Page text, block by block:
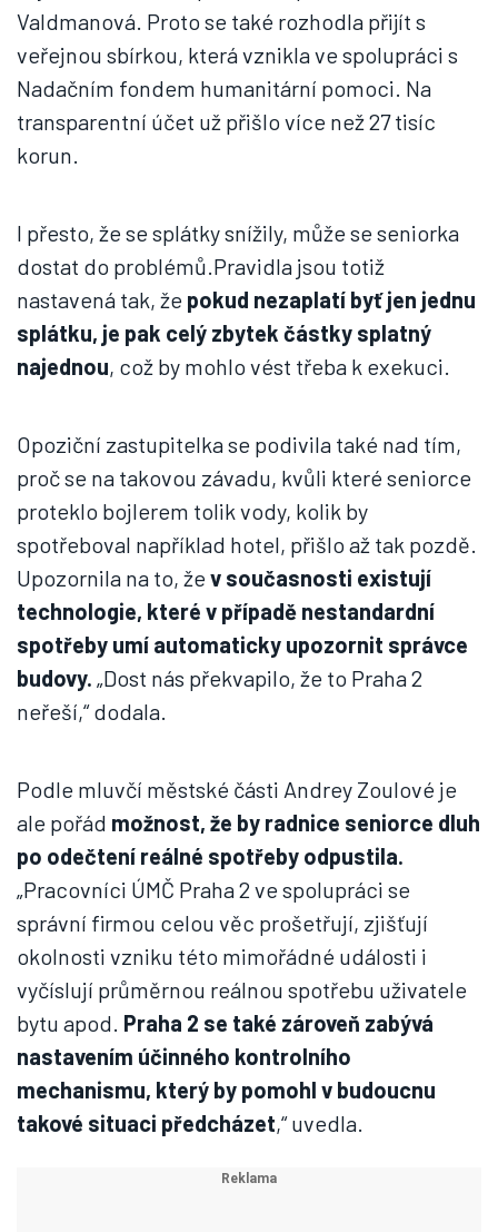
Valdmanová. Proto se také rozhodla přijít s
veřejnou sbírkou, která vznikla ve spolupráci s
Nadačním fondem humanitární pomoci. Na
transparentní účet už přišlo více než 27 tisíc
korun.
I přesto, že se splátky snížily, může se seniorka
dostat do problémů.Pravidla jsou totiž
nastavená tak, že pokud nezaplatí byť jen jednu
splátku, je pak celý zbytek částky splatný
najednou, což by mohlo vést třeba k exekuci.
Opoziční zastupitelka se podivila také nad tím,
proč se na takovou závadu, kvůli které seniorce
proteklo bojlerem tolik vody, kolik by
spotřeboval například hotel, přišlo až tak pozdě.
Upozornila na to, žev současnosti existují
technologie, které v případě nestandardní
spotřeby umí automaticky upozornit správce
budovy. „Dost nás překvapilo, že to Praha 2
neřeší,“ dodala.
Podle mluvčí městské části Andrey Zoulové je
ale pořád možnost, že by radnice seniorce dluh
po odečtení reálné spotřeby odpustila.
„Pracovníci ÚMČ Praha 2 ve spolupráci se
správní firmou celou věc prošetřují, zjišťují
okolnosti vzniku této mimořádné události i
vyčíslují průměrnou reálnou spotřebu uživatele
bytu apod. Praha 2 se také zároveň zabývá
nastavením účinného kontrolního
mechanismu, který by pomohl v budoucnu
takové situaci předcházet,“ uvedla.